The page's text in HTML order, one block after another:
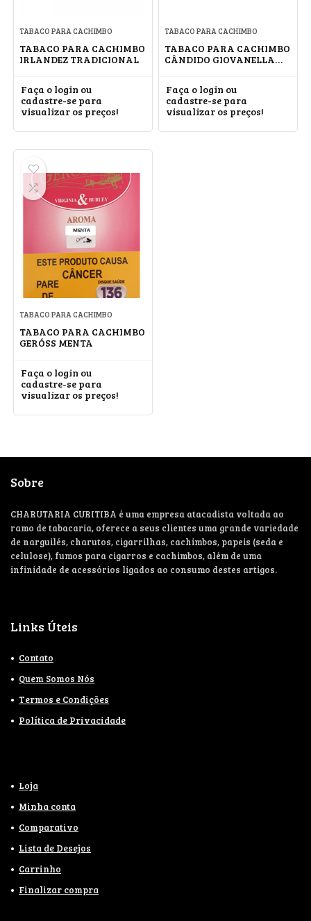
TABACO PARA CACHIMBO
TABACO PARA CACHIMBO
IRLANDEZ TRADICIONAL
Faça o login ou
cadastre-se para
visualizar os preços!
TABACO PARA CACHIMBO
TABACO PARA CACHIMBO
CÂNDIDO GIOVANELLA
Faça o login ou
cadastre-se para
visualizar os preços!
TABACO PARA CACHIMBO
TABACO PARA CACHIMBO
GERÓSS MENTA
Faça o login ou
cadastre-se para
visualizar os preços!
Sobre
CHARUTARIA CURITIBA é uma empresa atacadista voltada ao
ramo de tabacaria, oferece a seus clientes uma grande variedade
de narguilés, charutos, cigarrilhas, cachimbos, papeis (seda e
celulose), fumos para cigarros e cachimbos, além de uma
infinidade de acessórios ligados ao consumo destes artigos.
Links Úteis
Contato
Quem Somos Nós
Termos e Condições
Política de Privacidade
Loja
Minha conta
Comparativo
Lista de Desejos
Carrinho
Finalizar compra